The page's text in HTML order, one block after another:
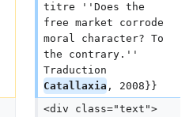
titre ''Does the
free market corrode
moral character? To
the contrary.''
Traduction
Catallaxia , 2008}}
<div class="text">